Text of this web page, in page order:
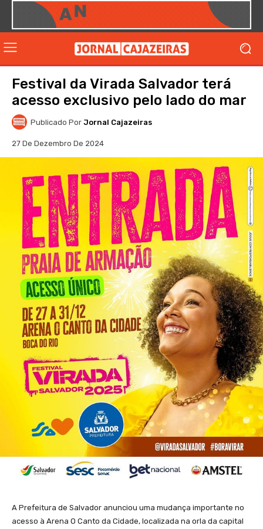
Festival da Virada Salvador terá
acesso exclusivo pelo lado do mar
Publicado Por Jornal Cajazeiras
27 De Dezembro De 2024
A Prefeitura de Salvador anunciou uma mudança importante no
acesso à Arena O Canto da Cidade, localizada na orla da capital